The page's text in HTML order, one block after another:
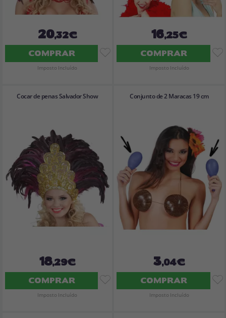
20,32€
COMPRAR
Imposto Incluído
16,25€
COMPRAR
Imposto Incluído
Cocar de penas Salvador Show
18,29€
COMPRAR
Imposto Incluído
Conjunto de 2 Maracas 19 cm
3,04€
COMPRAR
Imposto Incluído